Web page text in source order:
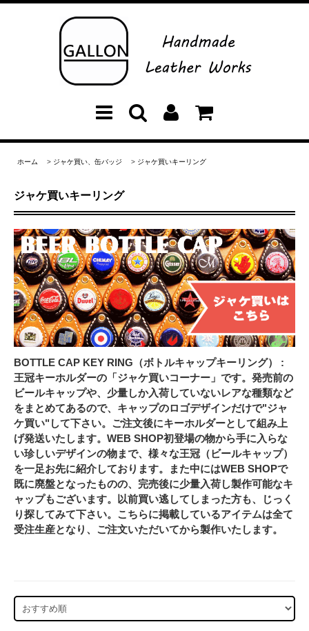
ホーム > ジャケ買い、缶バッジ > ジャケ買いキーリング
ジャケ買いキーリング
BOTTLE CAP KEY RING（ボトルキャップキーリング） :
王冠キーホルダーの「ジャケ買いコーナー」です。発売前の
ビールキャップや、少量しか入荷していないレアな種類など
をまとめてあるので、キャップのロゴデザインだけで"ジャ
ケ買い"して下さい。ご注文後にキーホルダーとして組み上
げ発送いたします。WEB SHOP初登場の物から手に入らな
い珍しいデザインの物まで、様々な王冠（ビールキャップ）
を一足お先に紹介しております。また中にはWEB SHOPで
既に廃盤となったものの、完売後に少量入荷し製作可能なキ
ャップもございます。以前買い逃してしまった方も、じっく
り探してみて下さい。こちらに掲載しているアイテムは全て
受注生産となり、ご注文いただいてから製作いたします。